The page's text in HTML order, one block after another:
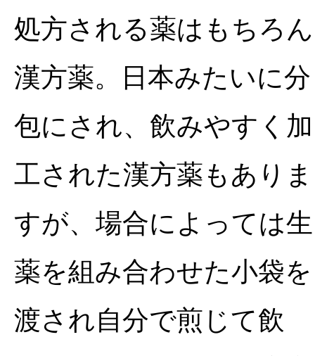
処方される薬はもちろん
漢方薬。日本みたいに分
包にされ、飲みやすく加
工された漢方薬もありま
すが、場合によっては生
薬を組み合わせた小袋を
渡され自分で煎じて飲